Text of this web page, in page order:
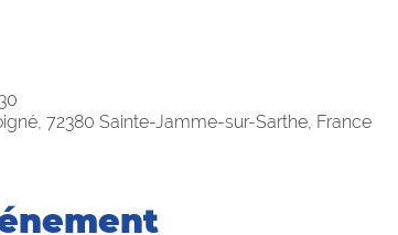
72380 Sainte-Jamme-sur-Sarthe, France